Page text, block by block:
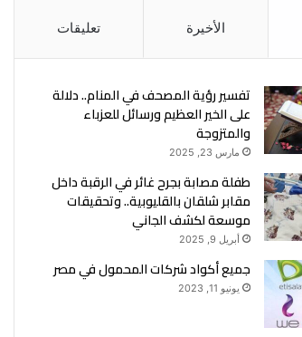
الأخيرة تعليقات
تفسير رؤية المصحف في المنام.. دلالة
على الخير العظيم ورسائل للعزباء
والمتزوجة
مارس 23, 2025
طفلة مصابة بجرح غائر في الرقبة داخل
مقابر شلقان بالقليوبية.. وتحقيقات
موسعة لكشف الجاني
أبريل 9, 2025
جميع أكواد شركات المحمول في مصر
يونيو 11, 2023